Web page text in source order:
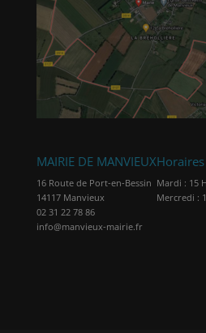
MAIRIE DE MANVIEUX
16 Route de Port-en-Bessin
14117 Manvieux
02 31 22 78 86
info@manvieux-mairie.fr
Mardi : 15
Mercredi :